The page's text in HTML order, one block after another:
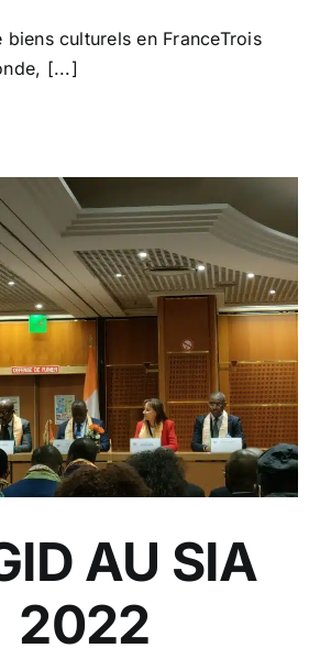
culturels en FranceTrois
[...]
AU SIA
2022